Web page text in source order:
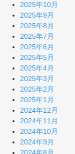
2025年10月
2025年9月
2025年8月
2025年7月
2025年6月
2025年5月
2025年4月
2025年3月
2025年2月
2025年1月
2024年12月
2024年11月
2024年10月
2024年9月